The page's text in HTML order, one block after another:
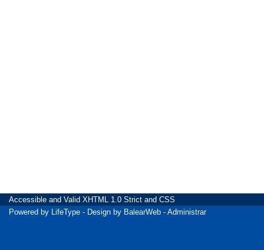
Accessible and Valid XHTML 1.0 Strict and CSS
Powered by LifeType - Design by BalearWeb - Administrar